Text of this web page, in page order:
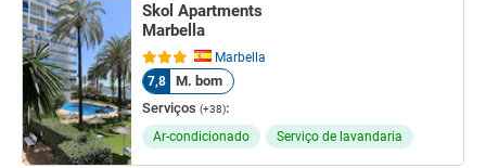
Skol Apartments
Marbella
Marbella
7,8
M. bom
Serviços (+38):
Ar-condicionado Serviço de lavandaria